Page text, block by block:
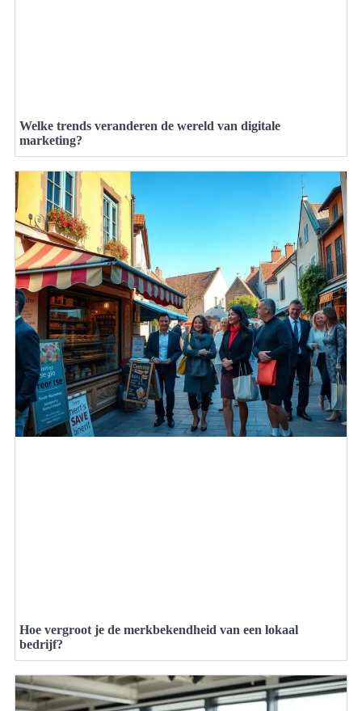
Welke trends veranderen de wereld van digitale
marketing?
Hoe vergroot je de merkbekendheid van een lokaal
bedrijf?